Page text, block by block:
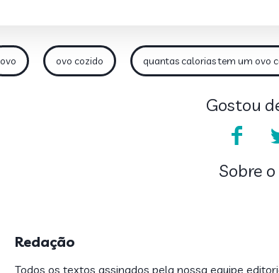
ovo ovo cozido quantas calorias tem um ovo
Gostou
Sobre
Redação
Todos os textos assinados pela nossa equipe